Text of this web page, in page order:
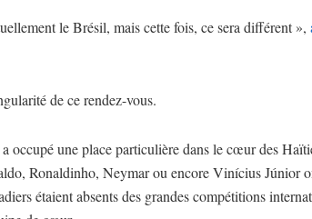
le Brésil, mais cette fois, ce sera différent »,
de ce rendez-vous.
occupé une place particulière dans le cœur des
Ronaldinho, Neymar ou encore Vinícius Júnior
étaient absents des grandes compétitions